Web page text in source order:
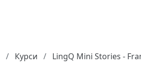
Курси LingQ Mini Stories -